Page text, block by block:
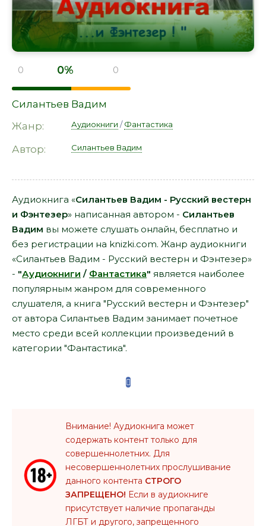
0 0% 0
Силантьев Вадим
Жанр:
Аудиокниги /Фантастика
Автор: Силантьев Вадим
Аудиокнига «Силантьев Вадим - Русский вестерн
и Фэнтезер» написанная автором - Силантьев
Вадим вы можете слушать онлайн, бесплатно и
без регистрации на knizki.com. Жанр аудиокниги
«Силантьев Вадим - Русский вестерн и Фэнтезер»
- "Аудиокниги / Фантастика" является наиболее
популярным жанром для современного
слушателя, а книга "Русский вестерн и Фэнтезер"
от автора Силантьев Вадим занимает почетное
место среди всей коллекции произведений в
категории "Фантастика".
Внимание! Аудиокнига может
содержать контент только для
совершеннолетних. Для
несовершеннолетних прослушивание
данного контента СТРОГО
ЗАПРЕЩЕНО! Если в аудиокниге
присутствует наличие пропаганды
ЛГБТ и другого, запрещенного